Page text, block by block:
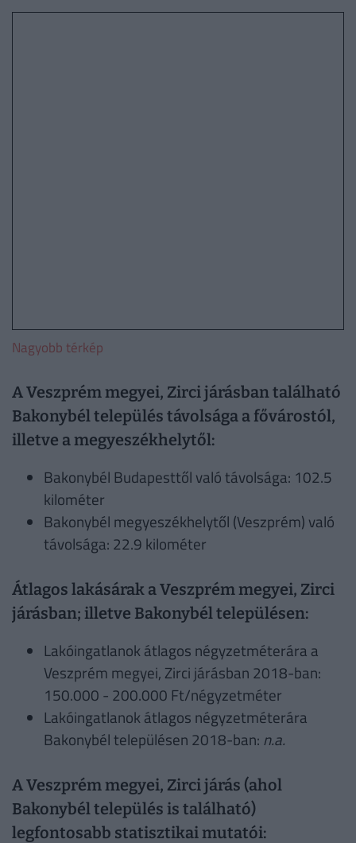
Nagyobb térkép
A Veszprém megyei, Zirci járásban található
Bakonybél település távolsága a fővárostól,
illetve a megyeszékhelytől:
Bakonybél Budapesttől való távolsága: 102.5
kilométer
Bakonybél megyeszékhelytől (Veszprém) való
távolsága: 22.9 kilométer
Átlagos lakásárak a Veszprém megyei, Zirci
járásban; illetve Bakonybél településen:
Lakóingatlanok átlagos négyzetméterára a
Veszprém megyei, Zirci járásban 2018-ban:
150.000 - 200.000 Ft/négyzetméter
Lakóingatlanok átlagos négyzetméterára
Bakonybél településen 2018-ban: n.a.
A Veszprém megyei, Zirci járás (ahol
Bakonybél település is található)
legfontosabb statisztikai mutatói: